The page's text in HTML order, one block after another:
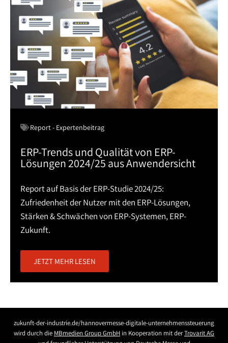
Report - Expertenbeitrag
ERP-Trends und Qualität von ERP-
Lösungen 2024/25 aus Anwendersicht
Report auf Basis der ERP-Studie 2024/25:
Zufriedenheit der Nutzer mit den ERP-Lösungen,
Stärken & Schwächen von ERP-Systemen, ERP-
Zukunft.
JETZT MEHR LESEN
zukunft-der-industrie.de/hannovermesse-digitale-unternehmenssteuerung
wird durch die MBmedien Group GmbH in Kooperation mit derTrovarit AG